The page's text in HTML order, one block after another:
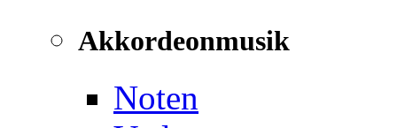
Akkordeonmusik
Noten